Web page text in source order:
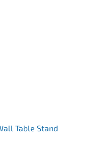
Table Stand